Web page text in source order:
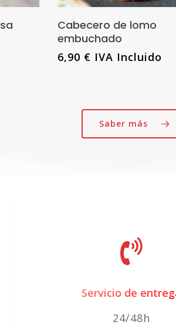
Añadir Al Carrito
Cabecero de lomo
embuchado
6,90 € IVA Incluido
producto
tiene
múltiples
variantes.
Saber más
Servicio de
24/48h